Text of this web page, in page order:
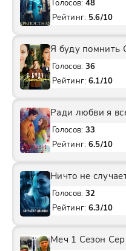
Голосов: 48
Рейтинг: 5.6/10
Я буду помнить
Голосов: 36
Рейтинг: 6.1/10
Ради любви я
Голосов: 33
Рейтинг: 6.5/10
Ничто не
Голосов: 32
Рейтинг: 6.3/10
Меч 1 Сезон